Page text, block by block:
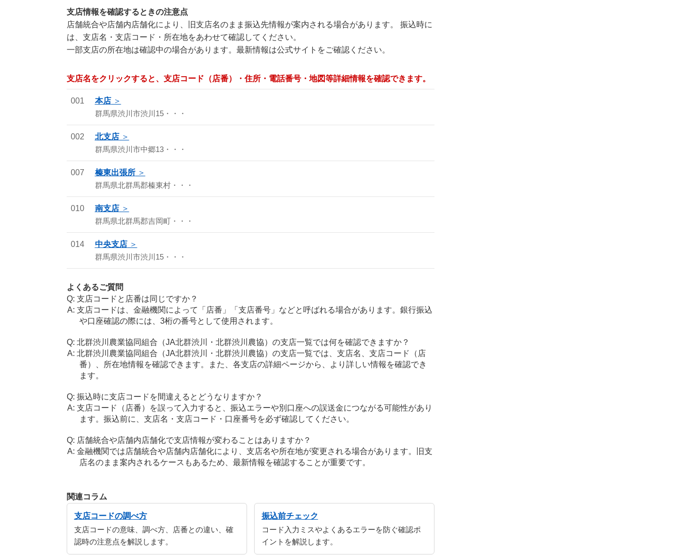
支店情報を確認するときの注意点
店舗統合や店舗内店舗化により、旧支店名のまま振込先情報が案内される場合があります。 振込時に
は、支店名・支店コード・所在地をあわせて確認してください。
一部支店の所在地は確認中の場合があります。最新情報は公式サイトをご確認ください。
支店名をクリックすると、支店コード（店番）・住所・電話番号・地図等詳細情報を確認できます。
001 本店
群馬県渋川市渋川15・・・
002 北支店
群馬県渋川市中郷13・・・
007 榛東出張所
群馬県北群馬郡榛東村・・・
010 南支店
群馬県北群馬郡吉岡町・・・
014 中央支店
群馬県渋川市渋川15・・・
よくあるご質問
支店コードと店番は同じですか？
支店コードは、金融機関によって「店番」「支店番号」などと呼ばれる場合があります。銀行振込
や口座確認の際には、3桁の番号として使用されます。
北群渋川農業協同組合（JA北群渋川・北群渋川農協）の支店一覧では何を確認できますか？
北群渋川農業協同組合（JA北群渋川・北群渋川農協）の支店一覧では、支店名、支店コード（店
番）、所在地情報を確認できます。また、各支店の詳細ページから、より詳しい情報を確認でき
ます。
振込時に支店コードを間違えるとどうなりますか？
支店コード（店番）を誤って入力すると、振込エラーや別口座への誤送金につながる可能性があり
ます。振込前に、支店名・支店コード・口座番号を必ず確認してください。
店舗統合や店舗内店舗化で支店情報が変わることはありますか？
金融機関では店舗統合や店舗内店舗化により、支店名や所在地が変更される場合があります。旧支
店名のまま案内されるケースもあるため、最新情報を確認することが重要です。
関連コラム
支店コードの調べ方
支店コードの意味、調べ方、店番との違い、確
認時の注意点を解説します。
振込前チェック
コード入力ミスやよくあるエラーを防ぐ確認ポ
イントを解説します。